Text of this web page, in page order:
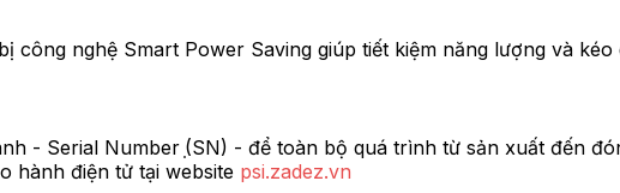
công nghệ Smart Power Saving giúp tiết kiệm năng lượng và kéo
- Serial Number ̣(SN) - để toàn bộ quá trình từ sản xuất đến
hành điện tử tại website psi.zadez.vn